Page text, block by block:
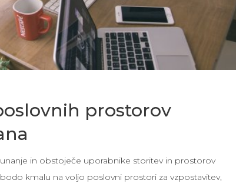
prostorov
in obstoječe uporabnike storitev in prostorov
kmalu na voljo poslovni prostori za vzpostavitev,